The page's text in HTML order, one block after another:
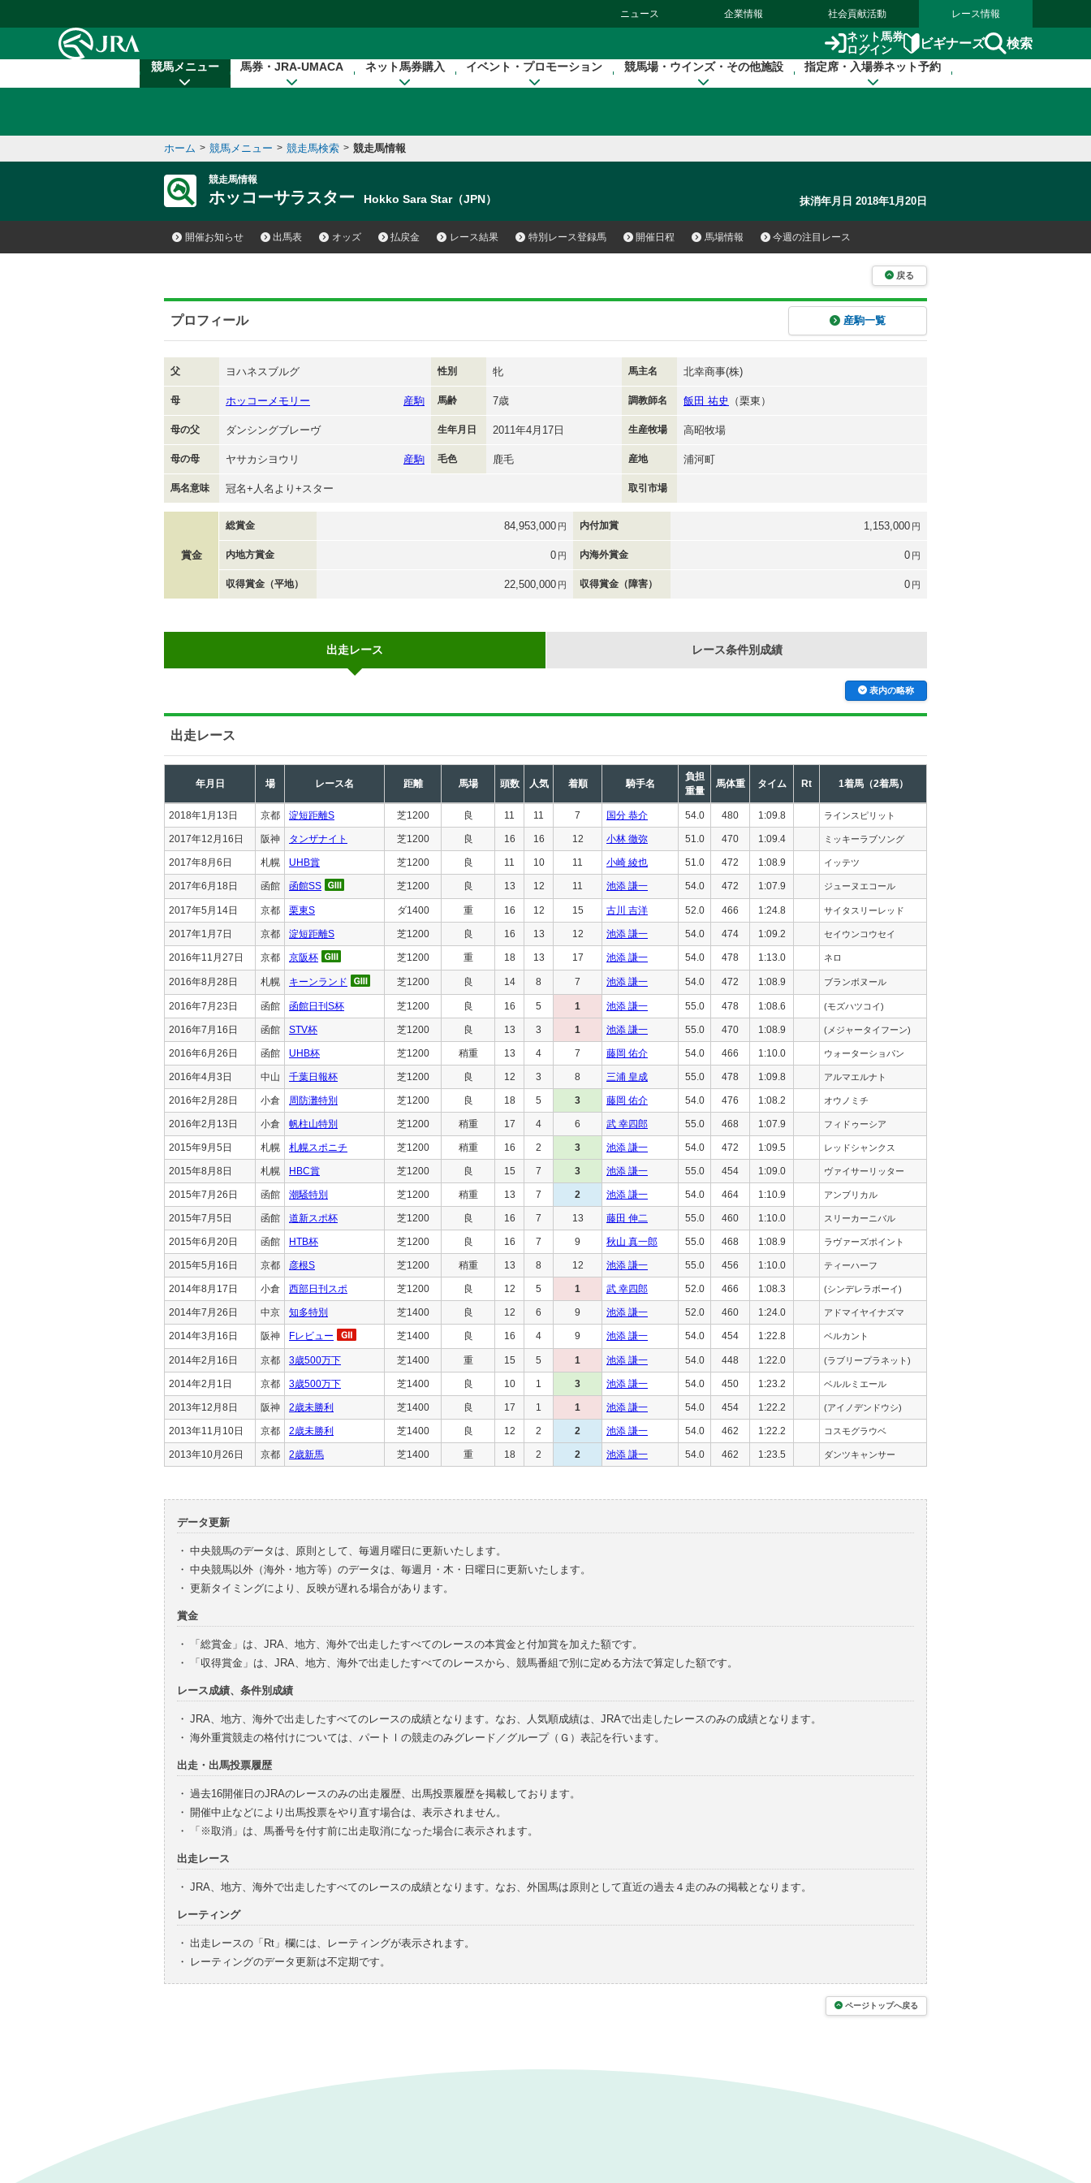
ニュース 企業情報 社会貢献活動 レース情報
ネット馬券
ログイン
ビギナーズ 検索
競馬メニュー 馬券・JRA-UMACA ネット馬券購入 イベント・プロモーション 競馬場・ウインズ・その他施設 指定席・入場券ネット予約
ホーム > 競馬メニュー > 競走馬検索 > 競走馬情報
競走馬情報
ホッコーサラスター Hokko Sara Star（JPN） 抹消年月日 2018年1月20日
開催お知らせ 出馬表 オッズ 払戻金 レース結果 特別レース登録馬 開催日程 馬場情報 今週の注目レース
戻る
プロフィール 産駒一覧
父 ヨハネスブルグ 性別 牝 馬主名 北幸商事(株)
母 ホッコーメモリー 産駒 馬齢 7歳 調教師名 飯田 祐史 （栗東）
母の父 ダンシングブレーヴ 生年月日 2011年4月17日 生産牧場 高昭牧場
母の母 ヤサカシヨウリ 産駒 毛色 鹿毛 産地 浦河町
馬名意味 冠名+人名より+スター 取引市場
賞金
総賞金 84,953,000 円 内付加賞 1,153,000 円
内地方賞金 0 円 内海外賞金 0 円
収得賞金（平地） 22,500,000 円 収得賞金（障害） 0 円
出走レース レース条件別成績
表内の略称
出走レース
年月日 場 レース名 距離 馬場 頭数 人気 着順 騎手名
負担
重量
馬体重 タイム Rt 1着馬（2着馬）
2018年1月13日 京都 淀短距離S 芝1200 良 11 11 7 国分 恭介 54.0 480 1:09.8 ラインスピリット
2017年12月16日 阪神 タンザナイト 芝1200 良 16 16 12 小林 徹弥 51.0 470 1:09.4 ミッキーラブソング
2017年8月6日 札幌 UHB賞 芝1200 良 11 10 11 小崎 綾也 51.0 472 1:08.9 イッテツ
2017年6月18日 函館 函館SS 芝1200 良 13 12 11 池添 謙一 54.0 472 1:07.9 ジューヌエコール
2017年5月14日 京都 栗東S ダ1400 重 16 12 15 古川 吉洋 52.0 466 1:24.8 サイタスリーレッド
2017年1月7日 京都 淀短距離S 芝1200 良 16 13 12 池添 謙一 54.0 474 1:09.2 セイウンコウセイ
2016年11月27日 京都 京阪杯 芝1200 重 18 13 17 池添 謙一 54.0 478 1:13.0 ネロ
2016年8月28日 札幌 キーンランド 芝1200 良 14 8 7 池添 謙一 54.0 472 1:08.9 ブランボヌール
2016年7月23日 函館 函館日刊S杯 芝1200 良 16 5 1 池添 謙一 55.0 478 1:08.6 (モズハツコイ)
2016年7月16日 函館 STV杯 芝1200 良 13 3 1 池添 謙一 55.0 470 1:08.9 (メジャータイフーン)
2016年6月26日 函館 UHB杯 芝1200 稍重 13 4 7 藤岡 佑介 54.0 466 1:10.0 ウォーターショパン
2016年4月3日 中山 千葉日報杯 芝1200 良 12 3 8 三浦 皇成 55.0 478 1:09.8 アルマエルナト
2016年2月28日 小倉 周防灘特別 芝1200 良 18 5 3 藤岡 佑介 54.0 476 1:08.2 オウノミチ
2016年2月13日 小倉 帆柱山特別 芝1200 稍重 17 4 6 武 幸四郎 55.0 468 1:07.9 フィドゥーシア
2015年9月5日 札幌 札幌スポニチ 芝1200 稍重 16 2 3 池添 謙一 54.0 472 1:09.5 レッドシャンクス
2015年8月8日 札幌 HBC賞 芝1200 良 15 7 3 池添 謙一 55.0 454 1:09.0 ヴァイサーリッター
2015年7月26日 函館 潮騒特別 芝1200 稍重 13 7 2 池添 謙一 54.0 464 1:10.9 アンブリカル
2015年7月5日 函館 道新スポ杯 芝1200 良 16 7 13 藤田 伸二 55.0 460 1:10.0 スリーカーニバル
2015年6月20日 函館 HTB杯 芝1200 良 16 7 9 秋山 真一郎 55.0 468 1:08.9 ラヴァーズポイント
2015年5月16日 京都 彦根S 芝1200 稍重 13 8 12 池添 謙一 55.0 456 1:10.0 ティーハーフ
2014年8月17日 小倉 西部日刊スポ 芝1200 良 12 5 1 武 幸四郎 52.0 466 1:08.3 (シンデレラボーイ)
2014年7月26日 中京 知多特別 芝1400 良 12 6 9 池添 謙一 52.0 460 1:24.0 アドマイヤイナズマ
2014年3月16日 阪神 Fレビュー 芝1400 良 16 4 9 池添 謙一 54.0 454 1:22.8 ベルカント
2014年2月16日 京都 3歳500万下 芝1400 重 15 5 1 池添 謙一 54.0 448 1:22.0 (ラブリープラネット)
2014年2月1日 京都 3歳500万下 芝1400 良 10 1 3 池添 謙一 54.0 450 1:23.2 ベルルミエール
2013年12月8日 阪神 2歳未勝利 芝1400 良 17 1 1 池添 謙一 54.0 454 1:22.2 (アイノデンドウシ)
2013年11月10日 京都 2歳未勝利 芝1400 良 12 2 2 池添 謙一 54.0 462 1:22.2 コスモグラウベ
2013年10月26日 京都 2歳新馬 芝1400 重 18 2 2 池添 謙一 54.0 462 1:23.5 ダンツキャンサー
データ更新
・ 中央競馬のデータは、原則として、毎週月曜日に更新いたします。
・ 中央競馬以外（海外・地方等）のデータは、毎週月・木・日曜日に更新いたします。
・ 更新タイミングにより、反映が遅れる場合があります。
賞金
・
「総賞金」は、JRA、地方、海外で出走したすべてのレースの本賞金と付加賞を加えた額です。
・
「収得賞金」は、JRA、地方、海外で出走したすべてのレースから、競馬番組で別に定める方法で算定した額です。
レース成績、条件別成績
・ JRA、地方、海外で出走したすべてのレースの成績となります。なお、人気順成績は、JRAで出走したレースのみの成績となります。
・ 海外重賞競走の格付けについては、パートⅠの競走のみグレード／グループ（Ｇ）表記を行います。
出走・出馬投票履歴
・ 過去16開催日のJRAのレースのみの出走履歴、出馬投票履歴を掲載しております。
・ 開催中止などにより出馬投票をやり直す場合は、表示されません。
・
「※取消」は、馬番号を付す前に出走取消になった場合に表示されます。
出走レース
・ JRA、地方、海外で出走したすべてのレースの成績となります。なお、外国馬は原則として直近の過去４走のみの掲載となります。
レーティング
・ 出走レースの「Rt」欄には、レーティングが表示されます。
・
レーティングのデータ更新は不定期です。
ページトップへ戻る